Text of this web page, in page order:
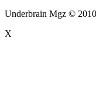
Underbrain Mgz © 2010
X